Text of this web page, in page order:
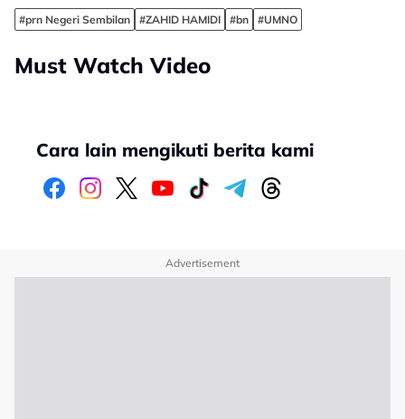
#prn Negeri Sembilan #ZAHID HAMIDI #bn #UMNO
Must Watch Video
Cara lain mengikuti berita kami
Advertisement